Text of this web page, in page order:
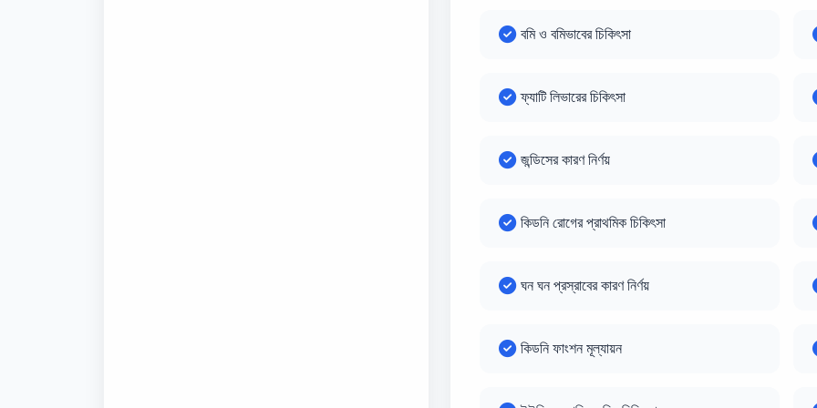
বমি ও বমিভাবের চিকিৎসা
ফ্যাটি লিভারের চিকিৎসা
জন্ডিসের কারণ নির্ণয়
কিডনি রোগের প্রাথমিক চিকিৎসা
ঘন ঘন প্রস্রাবের কারণ নির্ণয়
কিডনি ফাংশন মূল্যায়ন